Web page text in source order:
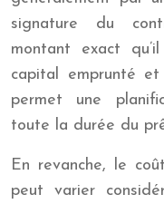
signature du
montant exact
capital emprunté
permet une
toute la durée du
En revanche, le
peut varier